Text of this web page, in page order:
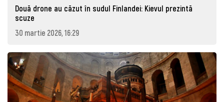
Două drone au căzut în sudul Finlandei: Kievul prezintă
scuze
30 martie 2026, 16:29